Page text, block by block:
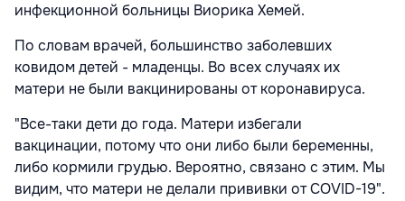
инфекционной больницы Виорика Хемей.
По словам врачей, большинство заболевших
ковидом детей - младенцы. Во всех случаях их
матери не были вакцинированы от коронавируса.
"Все-таки дети до года. Матери избегали
вакцинации, потому что они либо были беременны,
либо кормили грудью. Вероятно, связано с этим. Мы
видим, что матери не делали прививки от COVID-19".